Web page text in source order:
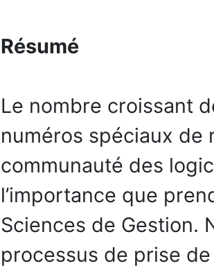
Résumé
Le nombre croissant
numéros spéciaux de
communauté des
l’importance que
Sciences de Gestion.
processus de prise